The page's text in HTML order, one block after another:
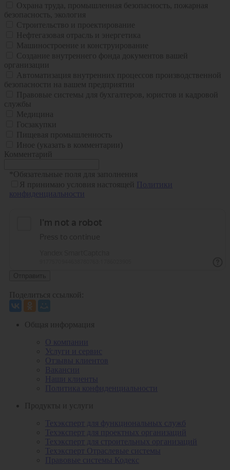
Охрана труда, промышленная безопасность, пожарная
безопасность, экология
Строительство и проектирование
Нефтегазовая отрасль и энергетика
Машиностроение и конструирование
Создание внутреннего фонда документов вашей
организации
Автоматизация внутренних процессов производственной
безопасности на вашем предприятии
Правовые системы для бухгалтеров, юристов и кадровой
службы
Медицина
Госзакупки
Пищевая промышленность
Иное (указать в комментарии)
Комментарий
Обязательные поля для заполнения
Я принимаю условия настоящей Политики
конфиденциальности
Поделиться ссылкой:
Общая информация
О компании
Услуги и сервис
Отзывы клиентов
Вакансии
Наши клиенты
Политика конфиденциальности
Продукты и услуги
Техэксперт для функциональных служб
Техэксперт для проектных организаций
Техэксперт для строительных организаций
Техэксперт Отраслевые системы
Правовые системы Кодекс